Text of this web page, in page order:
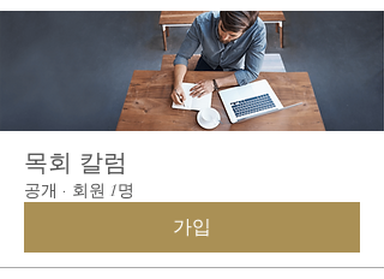
목회 칼럼
공개 · 회원 1명
가입